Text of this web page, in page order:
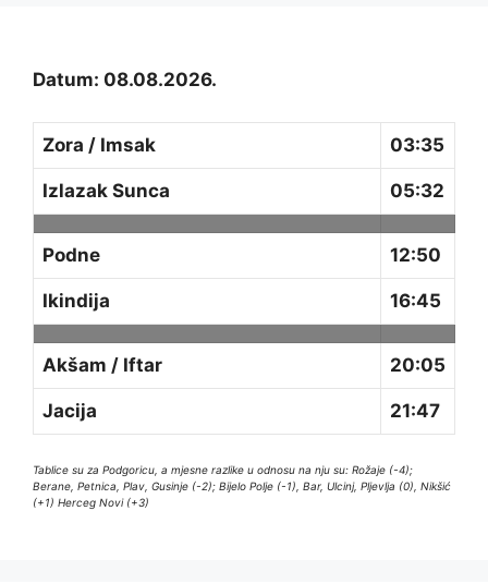
Datum: 08.08.2026.
Zora / Imsak 03:35
Izlazak Sunca 05:32
Podne 12:50
Ikindija 16:45
Akšam / Iftar 20:05
Jacija 21:47
Tablice su za Podgoricu, a mjesne razlike u odnosu na nju su: Rožaje (-4);
Berane, Petnica, Plav, Gusinje (-2); Bijelo Polje (-1), Bar, Ulcinj, Pljevlja (0), Nikšić
(+1) Herceg Novi (+3)